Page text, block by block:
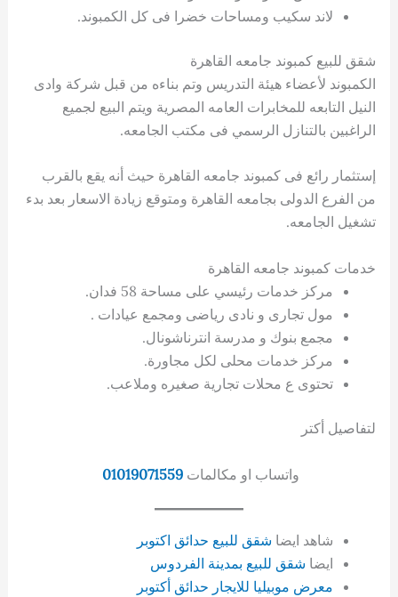
لاند سكيب ومساحات خضرا فى كل الكمبوند.
شقق للبيع كمبوند جامعه القاهرة
الكمبوند لأعضاء هيئة التدريس وتم بناءه من قبل شركة وادى
النيل التابعه للمخابرات العامه المصرية ويتم البيع لجميع
الراغبين بالتنازل الرسمي فى مكتب الجامعه.
إستثمار رائع فى كمبوند جامعه القاهرة حيث أنه يقع بالقرب
من الفرع الدولى بجامعه القاهرة ومتوقع زيادة الاسعار بعد بدء
تشغيل الجامعه.
خدمات كمبوند جامعه القاهرة
مركز خدمات رئيسي على مساحة 58 فدان.
مول تجارى و نادى رياضى ومجمع عيادات .
مجمع بنوك و مدرسة انترناشونال.
مركز خدمات محلى لكل مجاورة.
تحتوى ع محلات تجارية صغيره وملاعب.
لتفاصيل أكتر
واتساب او مكالمات 01019071559
شاهد ايضا شقق للبيع حدائق اكتوبر
ايضا شقق للبيع بمدينة الفردوس
معرض موبيليا للايجار حدائق أكتوبر